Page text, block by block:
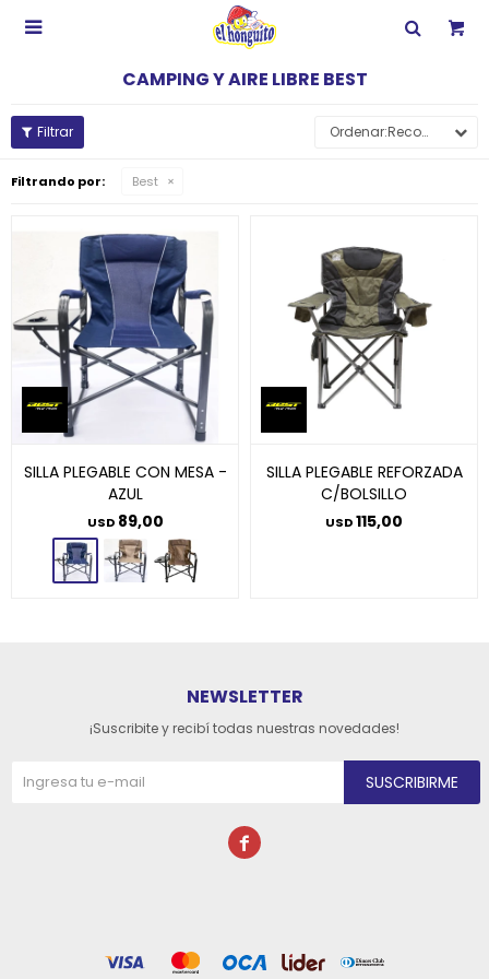

CAMPING Y AIRE LIBRE BEST
Recomendados
Filtrando por: Best
SILLA PLEGABLE CON MESA -
AZUL
USD 89,00
SILLA PLEGABLE REFORZADA
C/BOLSILLO
USD115,00
NEWSLETTER
¡Suscribite y recibí todas nuestras novedades!
SUSCRIBIRME
